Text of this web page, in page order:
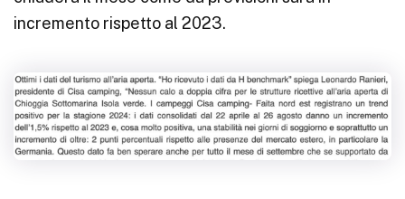
incremento rispetto al 2023.